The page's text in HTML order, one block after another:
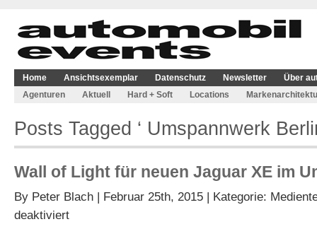
Home Ansichtsexemplar Datenschutz Newsletter
Über
Agenturen
Aktuell Hard + Soft Locations
Posts Tagged ‘ Umspannwerk
Wall of Light für neuen Jaguar XE im
By Peter Blach | Februar 25th, 2015 | Kategorie:
deaktiviertfür